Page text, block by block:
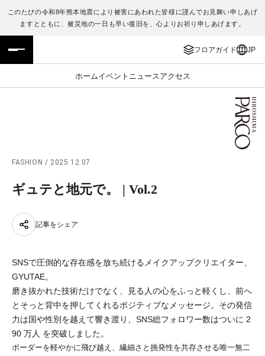
このたびの令和8年熊本地震により被害にあわれた皆様に謹んでお見舞い申しあげ
ますとともに、被災地の一日も早い復旧を、心よりお祈り申しあげます。
フロアガイド JP
ホームイベント ニュース アクセス
フロアガイド
施設案内・アクセス
PARCOメンバーズ
ENGLISH
繁体字
FASHION / 2025.12.07
ギュテと地元で。 | Vol.2
記事をシェア
SNSで圧倒的な存在感を放ち続けるメイクアップクリエイター、
GYUTAE。
磨き抜かれた技術だけでなく、見る人の心をふっと軽くし、前へ
とそっと背中を押してくれるポジティブなメッセージ。その発信
力は国や性別を越えて響き渡り、SNS総フォロワー数はついに 2
90 万人 を突破しました。
ボーダーを軽やかに飛び越え、繊細さと挑発性を共存させる唯一無二